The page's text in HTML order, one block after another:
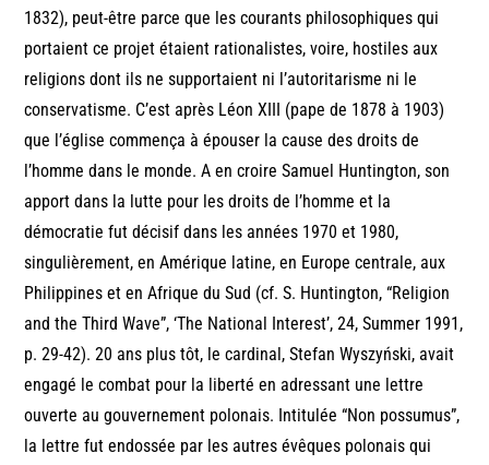
1832), peut-être parce que les courants philosophiques qui
portaient ce projet étaient rationalistes, voire, hostiles aux
religions dont ils ne supportaient ni l’autoritarisme ni le
conservatisme. C’est après Léon XIII (pape de 1878 à 1903)
que l’église commença à épouser la cause des droits de
l’homme dans le monde. A en croire Samuel Huntington, son
apport dans la lutte pour les droits de l’homme et la
démocratie fut décisif dans les années 1970 et 1980,
singulièrement, en Amérique latine, en Europe centrale, aux
Philippines et en Afrique du Sud (cf. S. Huntington, “Religion
and the Third Wave”, ‘The National Interest’, 24, Summer 1991,
p. 29-42). 20 ans plus tôt, le cardinal, Stefan Wyszyński, avait
engagé le combat pour la liberté en adressant une lettre
ouverte au gouvernement polonais. Intitulée “Non possumus”,
la lettre fut endossée par les autres évêques polonais qui